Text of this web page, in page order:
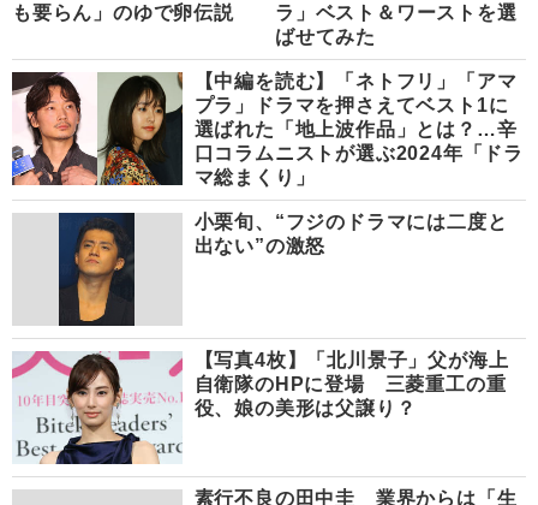
も要らん」のゆで卵伝説
ラ」ベスト＆ワーストを選
ばせてみた
【中編を読む】「ネトフリ」「アマ
プラ」ドラマを押さえてベスト1に
選ばれた「地上波作品」とは？…辛
口コラムニストが選ぶ2024年「ドラ
マ総まくり」
小栗旬、“フジのドラマには二度と
出ない”の激怒
【写真4枚】「北川景子」父が海上
自衛隊のHPに登場 三菱重工の重
役、娘の美形は父譲り？
素行不良の田中圭 業界からは「生